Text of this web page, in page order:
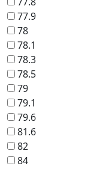
77.9
78
78.1
78.3
78.5
79
79.1
79.6
81.6
82
84